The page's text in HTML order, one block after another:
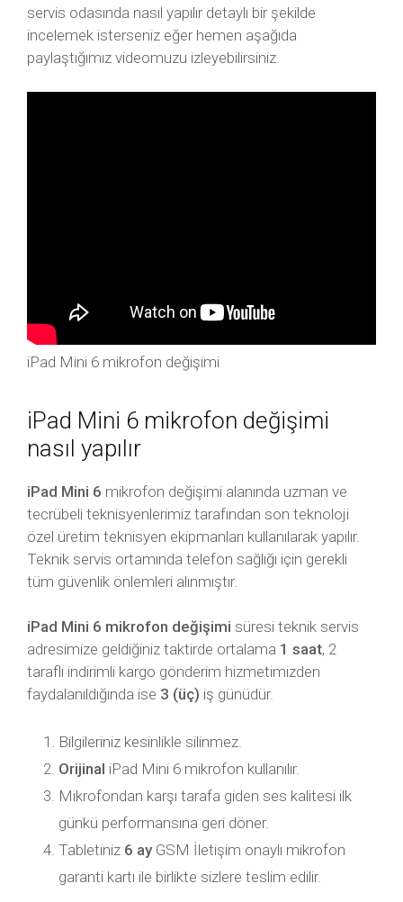
servis odasında nasıl yapılır detaylı bir şekilde
incelemek isterseniz eğer hemen aşağıda
paylaştığımız videomuzu izleyebilirsiniz.
iPad Mini 6 mikrofon değişimi
iPad Mini 6 mikrofon değişimi
nasıl yapılır
iPad Mini 6 mikrofon değişimi alanında uzman ve
tecrübeli teknisyenlerimiz tarafından son teknoloji
özel üretim teknisyen ekipmanları kullanılarak yapılır.
Teknik servis ortamında telefon sağlığı için gerekli
tüm güvenlik önlemleri alınmıştır.
iPad Mini 6 mikrofon değişimi süresi teknik servis
adresimize geldiğiniz taktirde ortalama 1 saat, 2
taraflı indirimli kargo gönderim hizmetimizden
faydalanıldığında ise 3 (üç) iş günüdür.
Bilgileriniz kesinlikle silinmez.
Orijinal iPad Mini 6 mikrofon kullanılır.
Mikrofondan karşı tarafa giden ses kalitesi ilk
günkü performansına geri döner.
Tabletiniz 6 ayGSM İletişim onaylı mikrofon
garanti kartı ile birlikte sizlere teslim edilir.